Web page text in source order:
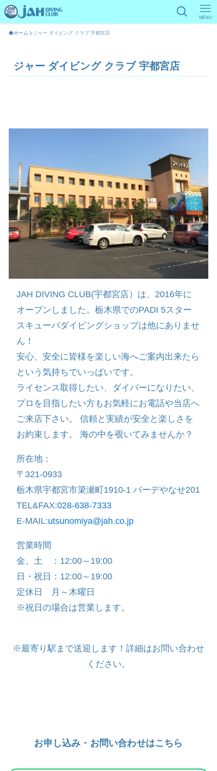
MENU
ホーム ジャー ダイビング クラブ 宇都宮店
ジャー ダイビング クラブ 宇都宮店
JAH DIVING CLUB(宇都宮店）は、2016年に
オープンしました。栃木県でのPADI 5スター
スキューバダイビングショップは他にありませ
ん！
安心、安全に皆様を楽しい海へご案内出来たら
という気持ちでいっぱいです。
ライセンス取得したい、ダイバーになりたい、
プロを目指したい方もお気軽にお電話や当店へ
ご来店下さい。 信頼と実績が安全と楽しさを
お約束します。 海の中を覗いてみませんか？
所在地：
〒321-0933
栃木県宇都宮市簗瀬町1910-1 バーデやなせ201
TEL&FAX:028-638-7333
E-MAIL:utsunomiya@jah.co.jp
営業時間
金、土 ：12:00～19:00
日・祝日：12:00～19:00
定休日 月～木曜日
※祝日の場合は営業します。
※最寄り駅まで送迎します！詳細はお問い合わせ
ください。
お申し込み・お問い合わせはこちら